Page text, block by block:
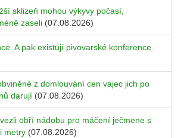
sklizeň mohou výkyvy počasí,
zaseli (07.08.2026)
A pak existují pivovarské konference.
z domlouvání cen vajec jich po
darují (07.08.2026)
obří nádobu pro máčení ječmene s
metry (07.08.2026)